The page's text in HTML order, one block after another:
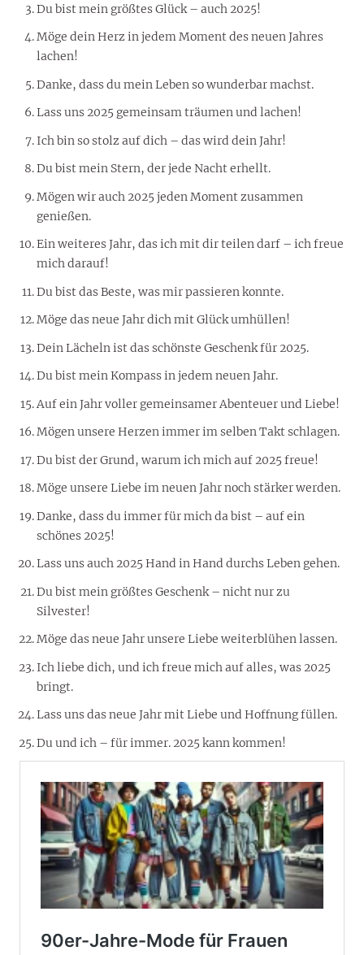
Du bist mein größtes Glück – auch 2025!
Möge dein Herz in jedem Moment des neuen Jahres
lachen!
Danke, dass du mein Leben so wunderbar machst.
Lass uns 2025 gemeinsam träumen und lachen!
Ich bin so stolz auf dich – das wird dein Jahr!
Du bist mein Stern, der jede Nacht erhellt.
Mögen wir auch 2025 jeden Moment zusammen
genießen.
Ein weiteres Jahr, das ich mit dir teilen darf – ich freue
mich darauf!
Du bist das Beste, was mir passieren konnte.
Möge das neue Jahr dich mit Glück umhüllen!
Dein Lächeln ist das schönste Geschenk für 2025.
Du bist mein Kompass in jedem neuen Jahr.
Auf ein Jahr voller gemeinsamer Abenteuer und Liebe!
Mögen unsere Herzen immer im selben Takt schlagen.
Du bist der Grund, warum ich mich auf 2025 freue!
Möge unsere Liebe im neuen Jahr noch stärker werden.
Danke, dass du immer für mich da bist – auf ein
schönes 2025!
Lass uns auch 2025 Hand in Hand durchs Leben gehen.
Du bist mein größtes Geschenk – nicht nur zu
Silvester!
Möge das neue Jahr unsere Liebe weiterblühen lassen.
Ich liebe dich, und ich freue mich auf alles, was 2025
bringt.
Lass uns das neue Jahr mit Liebe und Hoffnung füllen.
Du und ich – für immer. 2025 kann kommen!